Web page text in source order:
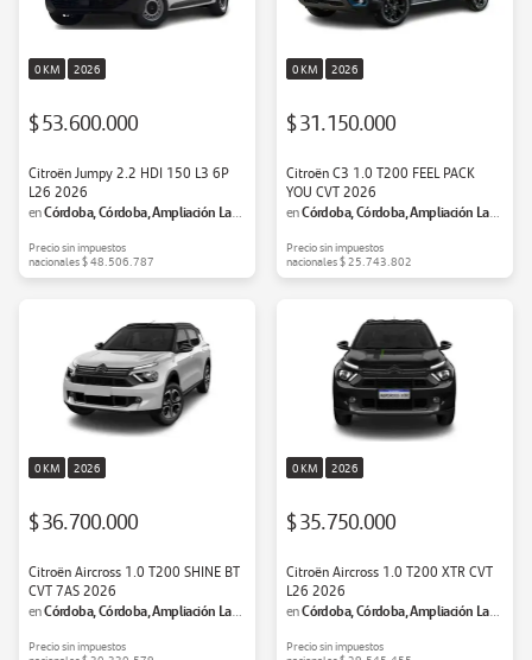
0 KM 2026
$ 53.600.000
Citroën Jumpy 2.2 HDI 150 L3 6P
L26 2026
enCórdoba, Córdoba, Ampliación Las
Precio sin impuestos
nacionales$ 48.506.787
0 KM 2026
$ 31.150.000
Citroën C3 1.0 T200 FEEL PACK
YOU CVT 2026
enCórdoba, Córdoba, Ampliación Las
Precio sin impuestos
nacionales$ 25.743.802
0 KM 2026
$ 36.700.000
Citroën Aircross 1.0 T200 SHINE BT
CVT 7AS 2026
enCórdoba, Córdoba, Ampliación Las
Precio sin impuestos
0 KM 2026
$ 35.750.000
Citroën Aircross 1.0 T200 XTR CVT
L26 2026
enCórdoba, Córdoba, Ampliación Las
Precio sin impuestos